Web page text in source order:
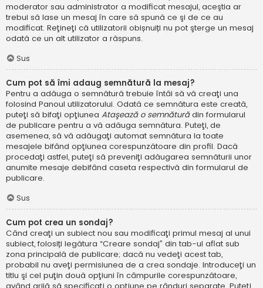
moderator sau administrator a modificat mesajul, aceştia ar
trebui să lase un mesaj în care să spună ce şi de ce au
modificat. Reţineţi că utilizatorii obișnuiți nu pot şterge un mesaj
odată ce un alt utilizator a răspuns.
Sus
Cum pot să îmi adaug semnătură la mesaj?
Pentru a adăuga o semnătură trebuie întâi să vă creaţi una
folosind Panoul utilizatorului. Odată ce semnătura este creată,
puteţi să bifaţi opţiunea Ataşează o semnăturădin formularul
de publicare pentru a vă adăuga semnătura. Puteţi, de
asemenea, să vă adăugaţi automat semnătura la toate
mesajele bifând opţiunea corespunzătoare din profil. Dacă
procedaţi astfel, puteţi să preveniţi adăugarea semnăturii unor
anumite mesaje debifând caseta respectivă din formularul de
publicare.
Sus
Cum pot crea un sondaj?
Când creaţi un subiect nou sau modificaţi primul mesaj al unui
subiect, folosiți legătura “Creare sondaj” din tab-ul aflat sub
zona principală de publicare; dacă nu vedeţi acest tab,
probabil nu aveţi permisiunea de a crea sondaje. Introduceţi un
titlu şi cel puţin două opţiuni în câmpurile corespunzătoare,